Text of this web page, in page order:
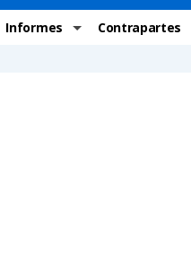
Informes Contrapartes